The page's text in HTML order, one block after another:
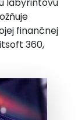
labyrintovú
finančnej
360,